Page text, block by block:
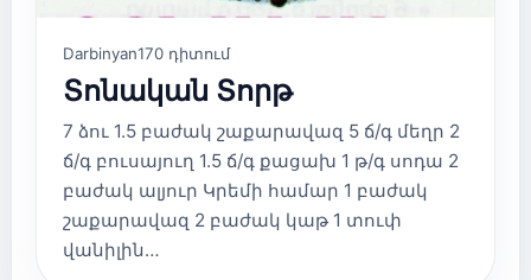
Darbinyan170 դիտում
Տոնական Տորթ
7 ձու 1.5 բաժակ շաքարավազ 5 ճ/գ մեղր 2
ճ/գ բուսայուղ 1.5 ճ/գ քացախ 1 թ/գ սոդա 2
բաժակ ալյուր Կրեմի համար 1 բաժակ
շաքարավազ 2 բաժակ կաթ 1 տուփ
վանիլին…